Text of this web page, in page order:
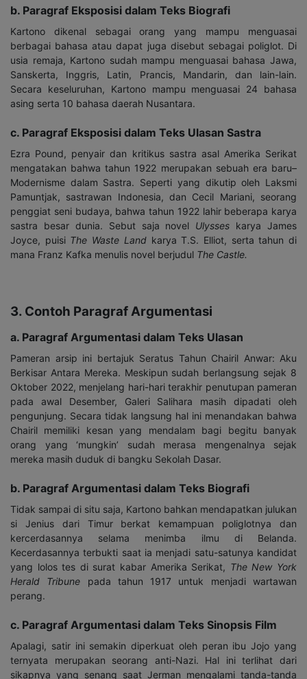
b. Paragraf Eksposisi dalam Teks Biografi
Kartono dikenal sebagai orang yang mampu menguasai
berbagai bahasa atau dapat juga disebut sebagai poliglot. Di
usia remaja, Kartono sudah mampu menguasai bahasa Jawa,
Sanskerta, Inggris, Latin, Prancis, Mandarin, dan lain-lain.
Secara keseluruhan, Kartono mampu menguasai 24 bahasa
asing serta 10 bahasa daerah Nusantara.
c. Paragraf Eksposisi dalam Teks Ulasan Sastra
Ezra Pound, penyair dan kritikus sastra asal Amerika Serikat
mengatakan bahwa tahun 1922 merupakan sebuah era baru–
Modernisme dalam Sastra. Seperti yang dikutip oleh Laksmi
Pamuntjak, sastrawan Indonesia, dan Cecil Mariani, seorang
penggiat seni budaya, bahwa tahun 1922 lahir beberapa karya
sastra besar dunia. Sebut saja novel Ulysses karya James
Joyce, puisi The Waste Land karya T.S. Elliot, serta tahun di
mana Franz Kafka menulis novel berjudul The Castle.
3. Contoh Paragraf Argumentasi
a. Paragraf Argumentasi dalam Teks Ulasan
Pameran arsip ini bertajuk Seratus Tahun Chairil Anwar: Aku
Berkisar Antara Mereka. Meskipun sudah berlangsung sejak 8
Oktober 2022, menjelang hari-hari terakhir penutupan pameran
pada awal Desember, Galeri Salihara masih dipadati oleh
pengunjung. Secara tidak langsung hal ini menandakan bahwa
Chairil memiliki kesan yang mendalam bagi begitu banyak
orang yang ‘mungkin’ sudah merasa mengenalnya sejak
mereka masih duduk di bangku Sekolah Dasar.
b. Paragraf Argumentasi dalam Teks Biografi
Tidak sampai di situ saja, Kartono bahkan mendapatkan julukan
si Jenius dari Timur berkat kemampuan poliglotnya dan
kercerdasannya selama menimba ilmu di Belanda.
Kecerdasannya terbukti saat ia menjadi satu-satunya kandidat
yang lolos tes di surat kabar Amerika Serikat, The New York
Herald Tribune
pada tahun 1917 untuk menjadi wartawan
perang.
c. Paragraf Argumentasi dalam Teks Sinopsis Film
Apalagi, satir ini semakin diperkuat oleh peran ibu Jojo yang
ternyata merupakan seorang anti-Nazi. Hal ini terlihat dari
sikapnya yang senang saat Jerman mengalami tanda-tanda